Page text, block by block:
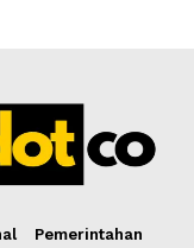
Pemerintahan